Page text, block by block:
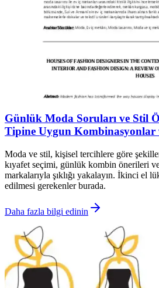
Günlük Moda Soruları ve Stil
Tipine Uygun Kombinasyonlar
Moda ve stil, kişisel tercihlere göre
kıyafet seçimi, günlük kombin önerileri
markalarıyla şıklığı yakalayın. İkinci el
edilmesi gerekenler burada.
Daha fazla bilgi edinin